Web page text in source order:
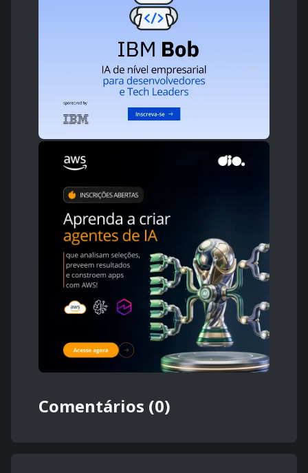
Comentários (0)